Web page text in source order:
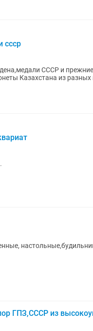
ссср
СССР и
Казахстана из
ГПЗ,СССР из